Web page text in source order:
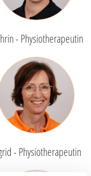
- Physiotherapeutin
- Physiotherapeutin